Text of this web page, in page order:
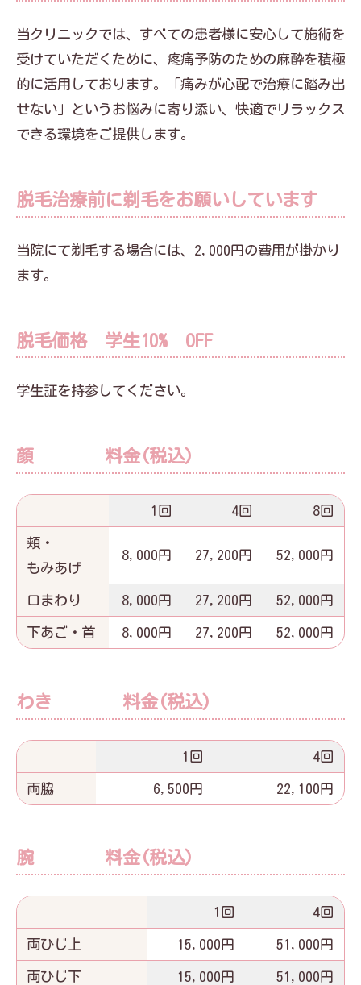
当クリニックでは、すべての患者様に安心して施術を
受けていただくために、疼痛予防のための麻酔を積極
的に活用しております。「痛みが心配で治療に踏み出
せない」というお悩みに寄り添い、快適でリラックス
できる環境をご提供します。
脱毛治療前に剃毛をお願いしています
当院にて剃毛する場合には、2,000円の費用が掛かり
ます。
脱毛価格 学生10% OFF
学生証を持参してください。
顔 料金(税込)
1回 4回 8回
頬・
もみあげ
8,000円 27,200円 52,000円
口まわり 8,000円 27,200円 52,000円
下あご・首 8,000円 27,200円 52,000円
わき 料金(税込)
1回 4回
両脇 6,500円 22,100円
腕 料金(税込)
1回 4回
両ひじ上 15,000円 51,000円
両ひじ下 15,000円 51,000円